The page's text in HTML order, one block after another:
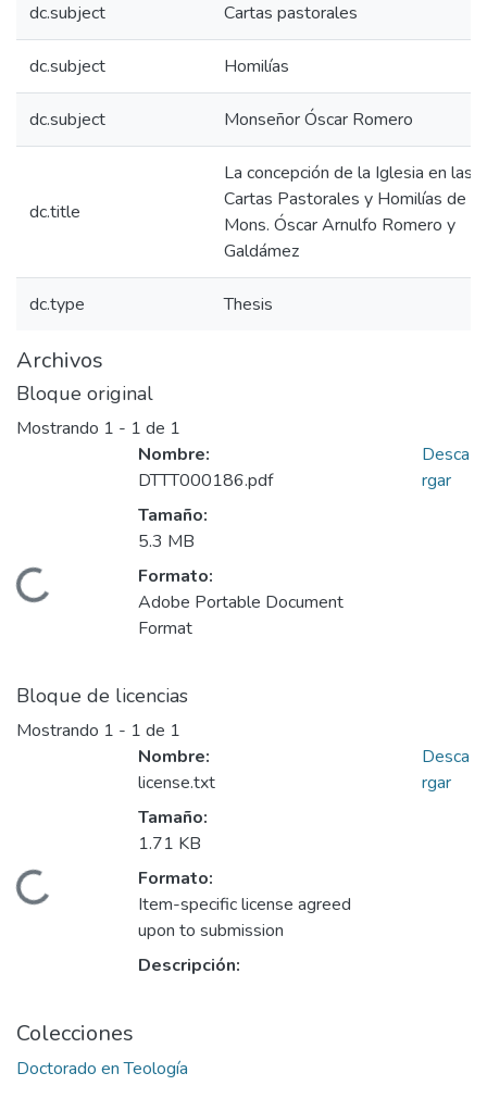
dc.subject Cartas pastorales
dc.subject Homilías
dc.subject Monseñor Óscar Romero
dc.title
La concepción de la Iglesia en las
Cartas Pastorales y Homilías de
Mons. Óscar Arnulfo Romero y
Galdámez
dc.type Thesis
Archivos
Bloque original
Mostrando 1 - 1 de 1
Cargando...
Nombre:
DTTT000186.pdf
Tamaño:
5.3 MB
Formato:
Adobe Portable Document
Format
Desca
rgar
Bloque de licencias
Mostrando 1 - 1 de 1
Cargando...
Nombre:
license.txt
Tamaño:
1.71 KB
Formato:
Item-specific license agreed
upon to submission
Descripción:
Desca
rgar
Colecciones
Doctorado en Teología